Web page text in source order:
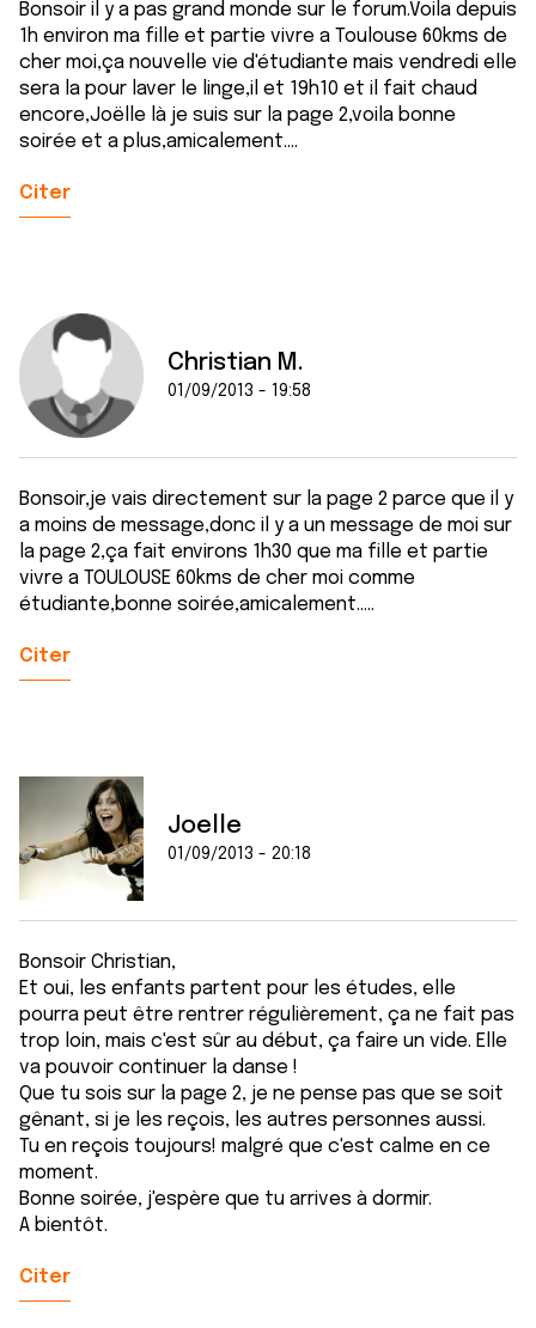
Bonsoir il y a pas grand monde sur le forum.Voila depuis
1h environ ma fille et partie vivre a Toulouse 60kms de
cher moi,ça nouvelle vie d'étudiante mais vendredi elle
sera la pour laver le linge,il et 19h10 et il fait chaud
encore,Joëlle là je suis sur la page 2,voila bonne
soirée et a plus,amicalement....
Citer
Christian M.
01/09/2013 - 19:58
Bonsoir,je vais directement sur la page 2 parce que il y
a moins de message,donc il y a un message de moi sur
la page 2,ça fait environs 1h30 que ma fille et partie
vivre a TOULOUSE 60kms de cher moi comme
étudiante,bonne soirée,amicalement.....
Citer
Joelle
01/09/2013 - 20:18
Bonsoir Christian,
Et oui, les enfants partent pour les études, elle
pourra peut être rentrer régulièrement, ça ne fait pas
trop loin, mais c'est sûr au début, ça faire un vide. Elle
va pouvoir continuer la danse !
Que tu sois sur la page 2, je ne pense pas que se soit
gênant, si je les reçois, les autres personnes aussi.
Tu en reçois toujours! malgré que c'est calme en ce
moment.
Bonne soirée, j'espère que tu arrives à dormir.
A bientôt.
Citer